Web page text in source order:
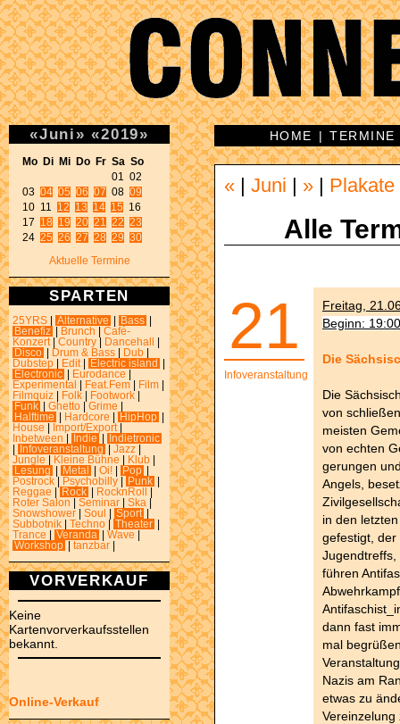
«Juni » «2019»
Mo Di Mi Do Fr Sa So
01 02
03 04 05 06 07 08 09
10 11 12 13 14 15 16
17 18 19 20 21 22 23
24 25 26 27 28 29 30
Aktuelle Termine
SPARTEN
25YRS Alternative Bass
Benefiz
Brunch
Café-
Konzert
Country Dancehall
Disco
Drum & Bass Dub
Dubstep
Edit Electric island
Electronic
Eurodance
Experimental
Feat.Fem Film
Filmquiz
Folk Footwork
Funk
Ghetto Grime
Halftime
Hardcore HipHop
House
Import/Export
Inbetween
Indie
Indietronic
Infoveranstaltung Jazz
Jungle
Kleine Bühne Klub
Lesung
Metal Oi! Pop
Postrock
Psychobilly Punk
Reggae
Rock RocknRoll
Roter Salon
Seminar Ska
Snowshower
Soul Sport
Subbotnik
Techno Theater
Trance
Veranda Wave
Workshop
tanzbar
VORVERKAUF
Keine
Kartenvorverkaufsstellen
bekannt.
Online-Verkauf
HOME |TERMINE
« Juni » Plakate
Alle
21
Infoveranstaltung
Freitag,
Beginn:
Die
Die
von
meisten
von echten
gerungen
Angels,
in den
gefestigt, der
Jugendtreffs,
führen
dann fast
mal
Nazis am
etwas zu
Vereinzelung